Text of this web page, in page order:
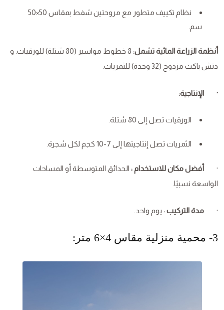
نظام تكييف متطور مع مروحتين شفط بمقاس 50×50
سم.
أنظمة الزراعة المائية تشمل:
8 خطوط مواسير (80 شتلة) للورقيات. و
دتش باكت مزدوج (32 وحدة) للثمريات.
· الإنتاجية:
الورقيات تصل إلى 80 شتلة.
الثمريات تصل إنتاجيتها إلى 7-10 كجم لكل شجرة.
· أفضل مكان للاستخدام : الحدائق المتوسطة أو المساحات
الواسعة نسبيًا.
· مدة التركيب : يوم واحد.
3- محمية منزلية مقاس 4×6 متر: